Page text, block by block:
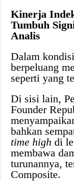
Kinerja
Tumbuh
Analis
Dalam
berpeluang
seperti yang
Di sisi lain,
Founder
bahkan
time high di
membawa
turunannya,
Composite.